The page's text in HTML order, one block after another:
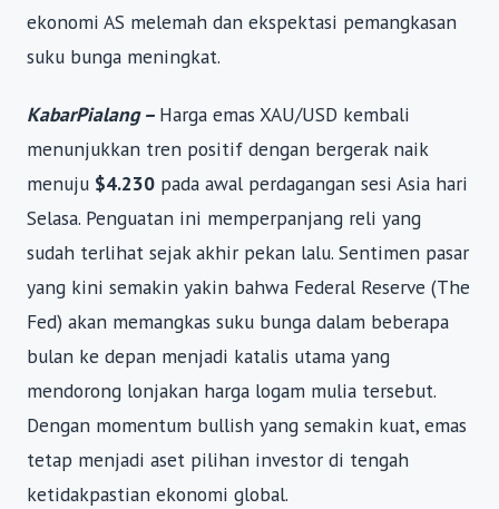
ekonomi AS melemah dan ekspektasi pemangkasan
suku bunga meningkat.
KabarPialang – Harga emas XAU/USD kembali
menunjukkan tren positif dengan bergerak naik
menuju $4.230 pada awal perdagangan sesi Asia hari
Selasa. Penguatan ini memperpanjang reli yang
sudah terlihat sejak akhir pekan lalu. Sentimen pasar
yang kini semakin yakin bahwa Federal Reserve (The
Fed) akan memangkas suku bunga dalam beberapa
bulan ke depan menjadi katalis utama yang
mendorong lonjakan harga logam mulia tersebut.
Dengan momentum bullish yang semakin kuat, emas
tetap menjadi aset pilihan investor di tengah
ketidakpastian ekonomi global.